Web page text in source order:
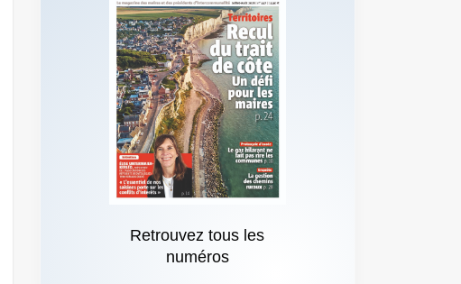
Retrouvez tous les
numéros